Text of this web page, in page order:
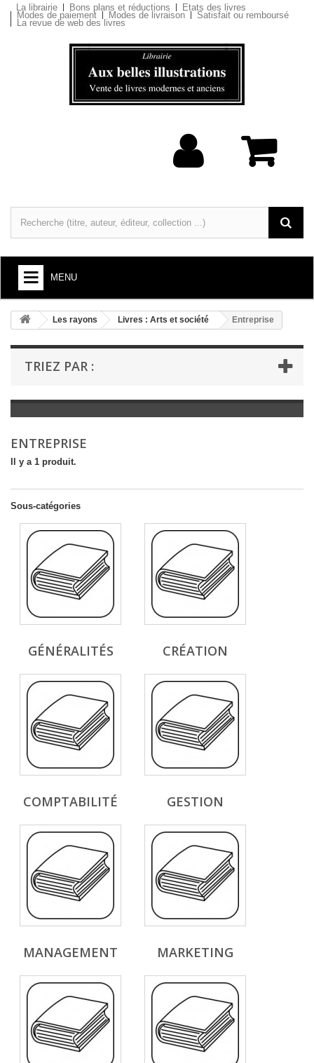
La librairie Bons plans et réductions Etats des livres
Modes de paiement Modes de livraison Satisfait ou remboursé
La revue de web des livres
MENU
LIVRES : ARTS ET SOCIÉTÉ
+
+
LIVRES : JEUNESSE
+
LIVRES : SCOLAIRE ET DICTIONNAIRE
Les rayons Livres : Arts et société Entreprise
TRIEZ PAR :
ENTREPRISE
Il y a 1 produit.
Sous-catégories
GÉNÉRALITÉS CRÉATION
COMPTABILITÉ GESTION
MANAGEMENT MARKETING